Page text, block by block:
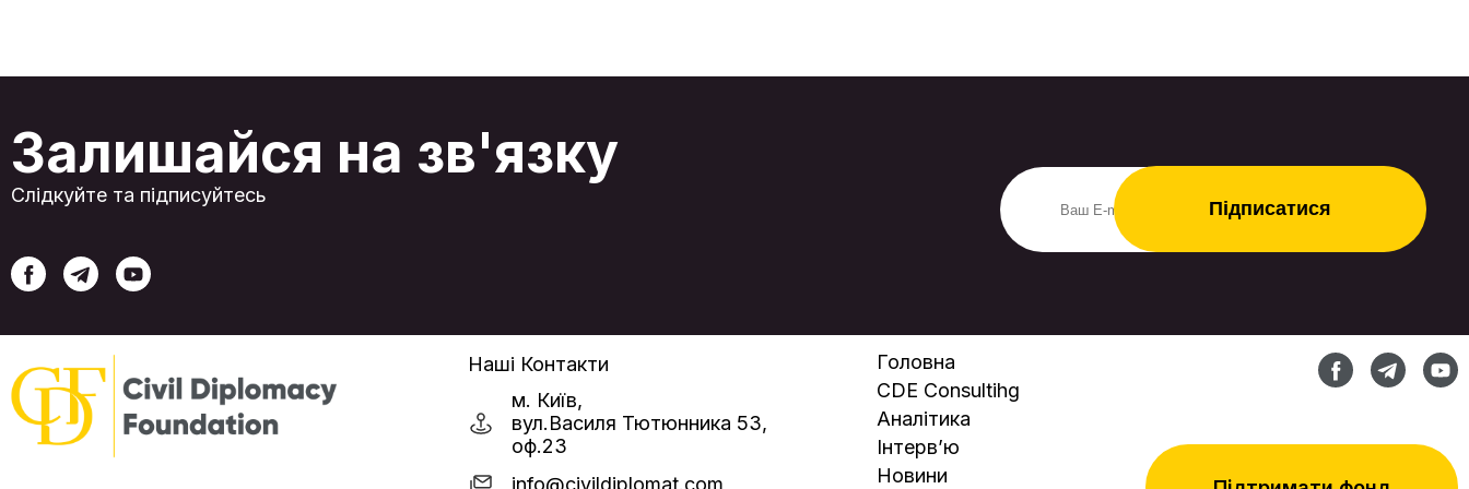
свою актуалізацію, коридор стикається із
зростання, що зумовлено об’єднанням
інтересів Китаю, Європейського Союзу та
регіональних держав, його довгострокова
життєздатність залежить від подолання
значних інфраструктурних обмежень, складної
центральним завданням, проте поточна
пропускна спроможність маршруту
залишається лише незначною часткою від
життєздатною та стратегічною ланкою для
зв'язку з чорноморськими вузлами коридору.
стартувала нова фаза великої гри на Кавказі,
простору. Перший фактор – задум із побудови
«енергетичної дуги» з Катару, Саудівської
Аравії та Курдистанського регіону Іраку до
запуску стратегічних маршрутів, не плутаючи
тимчасові тактичні кроки з довгими союзами.
Залишайся на зв'язку
Слідкуйте та підписуйтесь
Наші Контакти
м. Київ,
вул.Василя Тютюнника 53,
оф.23
info@civildiplomat.com
Головна
CDE Consultihg
Аналітика
Інтерв’ю
Новини